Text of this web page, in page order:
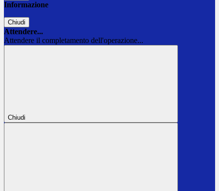
Informazione
Chiudi
Attendere...
Attendere il completamento dell'operazione...
Chiudi